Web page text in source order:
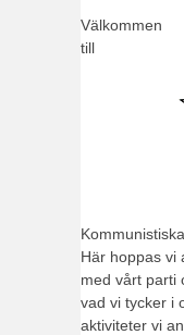
Välkommen
till
Här hoppas vi
med vårt parti
vad vi tycker i
aktiviteter vi